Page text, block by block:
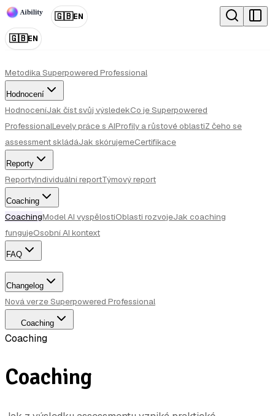
🇬🇧EN
🇬🇧EN
Metodika Superpowered Professional
Hodnocení
HodnoceníJak číst svůj výsledekCo je Superpowered
ProfessionalLevely práce s AIProfily a růstové oblastiZ čeho se
assessment skládáJak skórujemeCertifikace
Reporty
ReportyIndividuální reportTýmový report
Coaching
CoachingModel AI vyspělostiOblasti rozvojeJak coaching
fungujeOsobní AI kontext
FAQ
Changelog
Nová verze Superpowered Professional
Coaching
Coaching
Coaching